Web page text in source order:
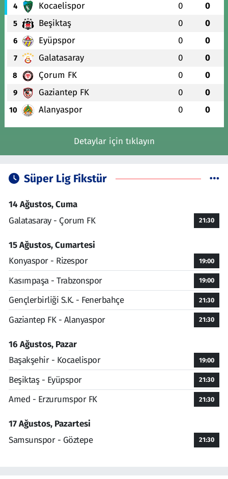
4 Kocaelispor 0 0
5 Beşiktaş 0 0
6 Eyüpspor 0 0
7 Galatasaray 0 0
8 Çorum FK 0 0
9 Gaziantep FK 0 0
10 Alanyaspor 0 0
Detaylar için tıklayın
Süper Lig Fikstür
14 Ağustos, Cuma
Galatasaray - Çorum FK
21:30
15 Ağustos, Cumartesi
Konyaspor - Rizespor
19:00
Kasımpaşa - Trabzonspor 19:00
Gençlerbirliği S.K. - Fenerbahçe 21:30
Gaziantep FK - Alanyaspor 21:30
16 Ağustos, Pazar
Başakşehir - Kocaelispor
19:00
Beşiktaş - Eyüpspor 21:30
Amed - Erzurumspor FK 21:30
17 Ağustos, Pazartesi
Samsunspor - Göztepe
21:30